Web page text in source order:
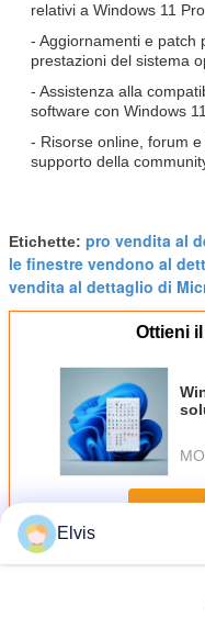
relativi a Windows 11 Pro
- Aggiornamenti e patch
prestazioni del sistema
- Assistenza alla
software con Windows
- Risorse online, forum
supporto della
Etichette: pro vendita al
le finestre vendono al
vendita al dettaglio di
Ottieni
PiùPro OEM di
Elvis